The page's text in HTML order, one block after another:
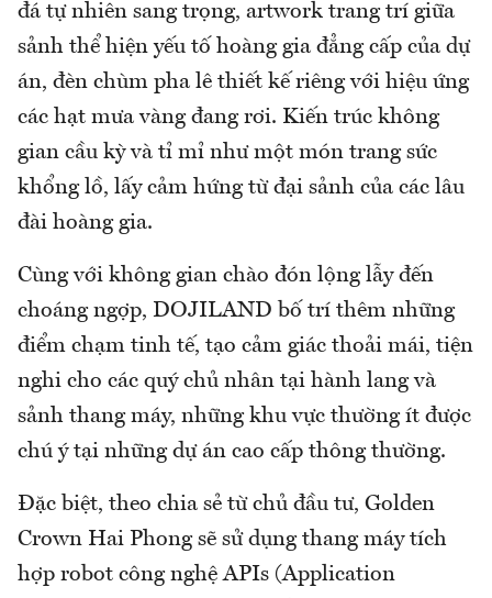
đá tự nhiên sang trọng, artwork trang trí giữa
sảnh thể hiện yếu tố hoàng gia đẳng cấp của dự
án, đèn chùm pha lê thiết kế riêng với hiệu ứng
các hạt mưa vàng đang rơi. Kiến trúc không
gian cầu kỳ và tỉ mỉ như một món trang sức
khổng lồ, lấy cảm hứng từ đại sảnh của các lâu
đài hoàng gia.
Cùng với không gian chào đón lộng lẫy đến
choáng ngợp, DOJILAND bố trí thêm những
điểm chạm tinh tế, tạo cảm giác thoải mái, tiện
nghi cho các quý chủ nhân tại hành lang và
sảnh thang máy, những khu vực thường ít được
chú ý tại những dự án cao cấp thông thường.
Đặc biệt, theo chia sẻ từ chủ đầu tư, Golden
Crown Hai Phong sẽ sử dụng thang máy tích
hợp robot công nghệ APIs (Application